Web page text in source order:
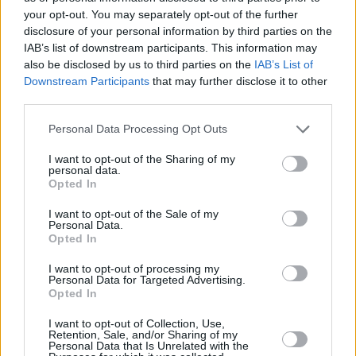
your opt-out. You may separately opt-out of the further
disclosure of your personal information by third parties on the
IAB’s list of downstream participants. This information may
also be disclosed by us to third parties on the IAB’s List of
Downstream Participants that may further disclose it to other
Please note that this website/app uses one or more Google
not limited to your visit or usage behaviour. You may click to
grant or deny consent to Google and its third-party tags to
use your data for below specified purposes in below Google
consent section.
Personal Data Processing Opt Outs
I want to opt-out of the Sharing of my
personal data.
Opted In
I want to opt-out of the Sale of my
Personal Data.
Opted In
I want to opt-out of processing my
Personal Data for Targeted Advertising.
Opted In
I want to opt-out of Collection, Use,
Retention, Sale, and/or Sharing of my
Personal Data that Is Unrelated with the
Ξεχώρισε ο Πουαριέ κοντά στο καλάθι, ενώ στην
περιφέρεια ο Λάρκιν έδειξε ηγετικά χαρακτηριστικά. Οι